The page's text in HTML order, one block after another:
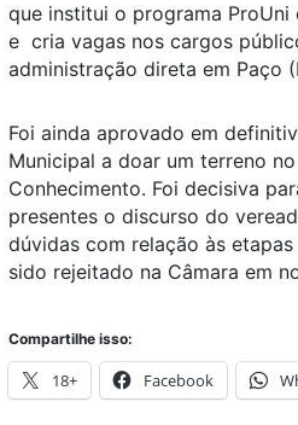
que institui o programa
e cria vagas nos cargos
administração direta em Paço
Foi ainda aprovado em
Municipal a doar um terreno
Conhecimento. Foi decisiva
presentes o discurso do
dúvidas com relação às
sido rejeitado na Câmara em
Compartilhe isso:
18+ Facebook